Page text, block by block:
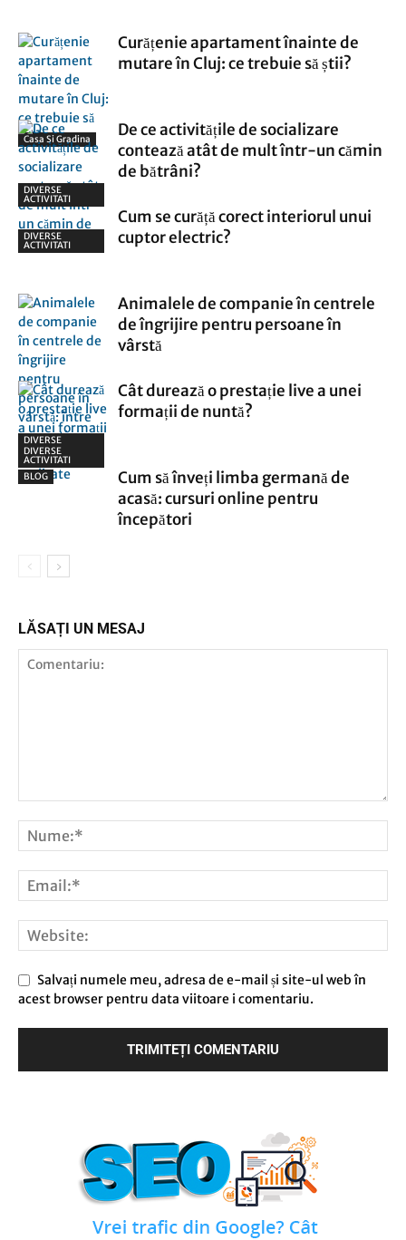
Casa Si Gradina
Curățenie apartament înainte de
mutare în Cluj: ce trebuie să știi?
DIVERSE
ACTIVITATI
De ce activitățile de socializare
contează atât de mult într-un cămin
de bătrâni?
DIVERSE
ACTIVITATI
Cum se curăță corect interiorul unui
cuptor electric?
BLOG
Animalele de companie în centrele
de îngrijire pentru persoane în
vârstă
DIVERSE
ACTIVITATI
Cât durează o prestație live a unei
formații de nuntă?
DIVERSE
ACTIVITATI
Cum să înveți limba germană de
acasă: cursuri online pentru
începători
LĂSAȚI UN MESAJ
Salvați numele meu, adresa de e-mail și site-ul web în
acest browser pentru data viitoare i comentariu.